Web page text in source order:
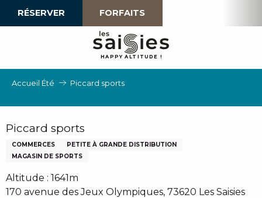
RÉSERVER FORFAITS
HAPPY ALTI TU D E !
Accueil Été Piccard sports
Piccard sports
COMMERCES
PETITE À GRANDE DISTRIBUTION
MAGASIN DE SPORTS
Altitude : 1641m
170 avenue des Jeux Olympiques, 73620 Les Saisies